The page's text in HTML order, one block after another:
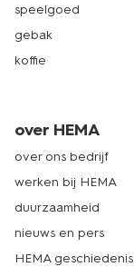
speelgoed
gebak
koffie
over HEMA
over ons bedrijf
werken bij HEMA
duurzaamheid
nieuws en pers
HEMA geschiedenis